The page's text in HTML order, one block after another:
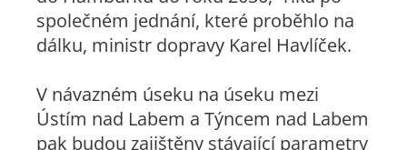
společném jednání, které proběhlo na
dálku, ministr dopravy Karel Havlíček.
V návazném úseku na úseku mezi
Ústím nad Labem a Týncem nad Labem
pak budou zajištěny stávající parametry